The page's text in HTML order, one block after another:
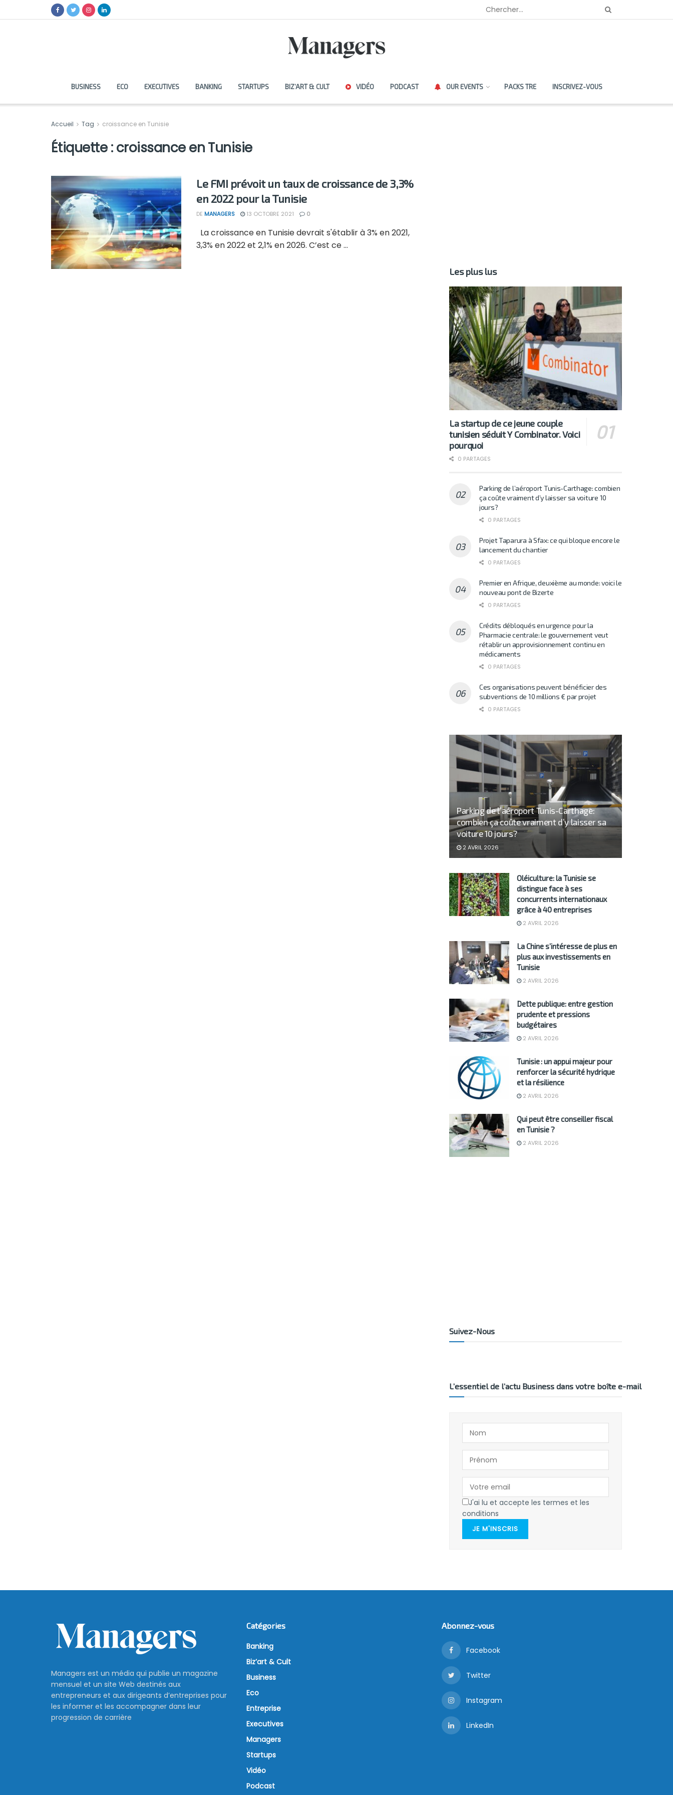
BUSINESS ECO EXECUTIVES BANKING STARTUPS BIZ’ART & CULT VIDÉO PODCAST OUR EVENTS PACKS TRE INSCRIVEZ-VOUS
Accueil Tag croissance en Tunisie
Étiquette :croissance en Tunisie
Le FMI prévoit un taux de croissance de 3,3%
en 2022 pour la Tunisie
DE MANAGERS 13 OCTOBRE 2021 0
La croissance en Tunisie devrait s'établir à 3% en 2021,
3,3% en 2022 et 2,1% en 2026. C’est ce ...
Les plus lus
La startup de ce jeune couple
tunisien séduit Y Combinator. Voici
pourquoi
0 PARTAGES
Parking de l’aéroport Tunis-Carthage: combien
ça coûte vraiment d’y laisser sa voiture 10
jours?
0 PARTAGES
Projet Taparura à Sfax: ce qui bloque encore le
lancement du chantier
0 PARTAGES
Premier en Afrique, deuxième au monde: voici le
nouveau pont de Bizerte
0 PARTAGES
Crédits débloqués en urgence pour la
Pharmacie centrale: le gouvernement veut
rétablir un approvisionnement continu en
médicaments
0 PARTAGES
Ces organisations peuvent bénéficier des
subventions de 10 millions € par projet
0 PARTAGES
Parking de l’aéroport Tunis-Carthage:
combien ça coûte vraiment d’y laisser sa
voiture 10 jours?
2 AVRIL 2026
Oléiculture: la Tunisie se
distingue face à ses
concurrents internationaux
grâce à 40 entreprises
2 AVRIL 2026
La Chine s’intéresse de plus en
plus aux investissements en
Tunisie
2 AVRIL 2026
Dette publique: entre gestion
prudente et pressions
budgétaires
2 AVRIL 2026
Tunisie : un appui majeur pour
renforcer la sécurité hydrique
et la résilience
2 AVRIL 2026
Qui peut être conseiller fiscal
en Tunisie ?
2 AVRIL 2026
Suivez-Nous
L’essentiel de l’actu Business dans votre boîte e-mail
J'ai lu et accepte les termes et les
conditions
JE M'INSCRIS
Managers est un média qui publie un magazine
mensuel et un site Web destinés aux
entrepreneurs et aux dirigeants d’entreprises pour
les informer et les accompagner dans leur
progression de carrière
Catégories
Banking
Biz’art & Cult
Business
Eco
Entreprise
Executives
Managers
Startups
Vidéo
Podcast
Abonnez-vous
Facebook
Twitter
Instagram
LinkedIn